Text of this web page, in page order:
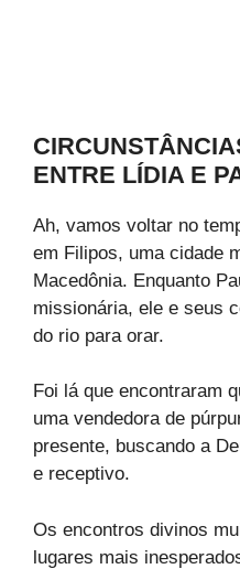
ENTRE LÍDIA E
Ah, vamos voltar no
em Filipos, uma cidade
Macedônia. Enquanto
missionária, ele e seus
do rio para orar.
Foi lá que encontraram
uma vendedora de
presente, buscando a
e receptivo.
Os encontros divinos
lugares mais